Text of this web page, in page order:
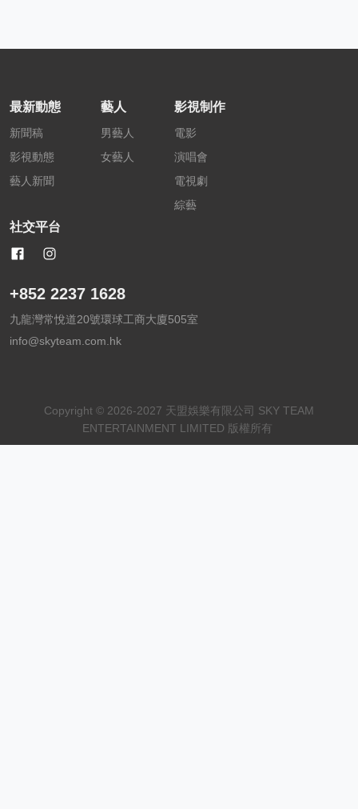
最新動態
新聞稿
影視動態
藝人新聞
藝人
男藝人
女藝人
影視制作
電影
演唱會
電視劇
綜藝
社交平台
+852 2237 1628
九龍灣常悅道20號環球工商大廈505室
info@skyteam.com.hk
Copyright © 2026-2027 天盟娛樂有限公司 SKY TEAM
ENTERTAINMENT LIMITED 版權所有